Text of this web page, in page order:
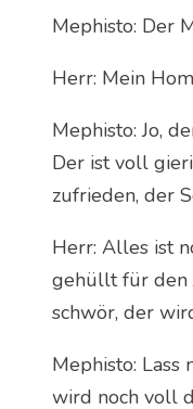
Mephisto: Der
Herr: Mein
Mephisto: Jo,
Der ist voll
zufrieden, der
Herr: Alles ist
gehüllt für den
schwör, der
Mephisto: Lass
wird noch voll